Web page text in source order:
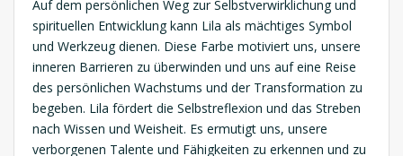
Auf dem persönlichen Weg zur Selbstverwirklichung und
spirituellen Entwicklung kann Lila als mächtiges Symbol
und Werkzeug dienen. Diese Farbe motiviert uns, unsere
inneren Barrieren zu überwinden und uns auf eine Reise
des persönlichen Wachstums und der Transformation zu
begeben. Lila fördert die Selbstreflexion und das Streben
nach Wissen und Weisheit. Es ermutigt uns, unsere
verborgenen Talente und Fähigkeiten zu erkennen und zu